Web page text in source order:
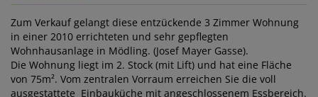
Zum Verkauf gelangt diese entzückende 3 Zimmer Wohnung
in einer 2010 errichteten und sehr gepflegten
Wohnhausanlage in Mödling. (Josef Mayer Gasse).
Die Wohnung liegt im 2. Stock (mit Lift) und hat eine Fläche
von 75m². Vom zentralen Vorraum erreichen Sie die voll
ausgestattete Einbauküche mit angeschlossenem Essbereich.